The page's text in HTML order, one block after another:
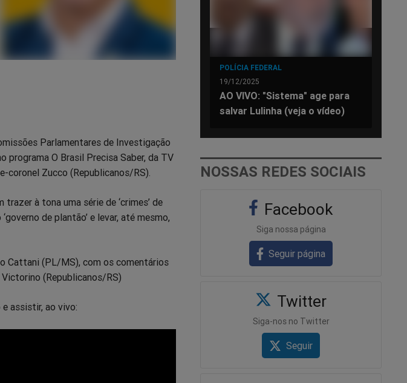
Parlamentares de Investigação
programa O Brasil Precisa Saber, da TV
coronel Zucco (Republicanos/RS).
à tona uma série de ‘crimes’ de
de plantão’ e levar, até mesmo,
Cattani (PL/MS), com os comentários
(Republicanos/RS)
assistir, ao vivo:
POLÍCIA FEDERAL
19/12/2025
AO VIVO: "Sistema" age para
salvar Lulinha (veja o vídeo)
NOSSAS REDES SOCIAIS
Facebook
Siga nossa página
Seguir página
Twitter
Siga-nos no Twitter
Seguir